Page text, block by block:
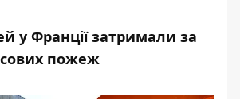
у Франції затримали за
пожеж